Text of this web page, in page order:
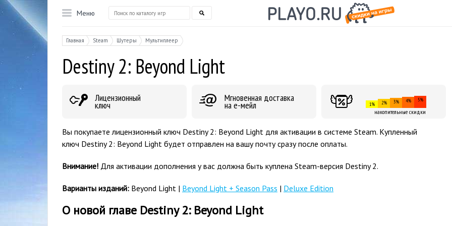
Меню
Главная Steam Шутеры Мультиплеер
Destiny 2: Beyond Light
Лицензионный
ключ
Мгновенная доставка
на е-мейл 1% 2% 3% 4% 5%
накопительные скидки
Вы покупаете лицензионный ключ Destiny 2: Beyond Light для активации в системе Steam. Купленный
ключ Destiny 2: Beyond Light будет отправлен на вашу почту сразу после оплаты.
Внимание! Для активации дополнения у вас должна быть куплена Steam-версия Destiny 2.
Варианты изданий: Beyond Light | Beyond Light + Season Pass | Deluxe Edition
О новой главе Destiny 2: Beyond Light